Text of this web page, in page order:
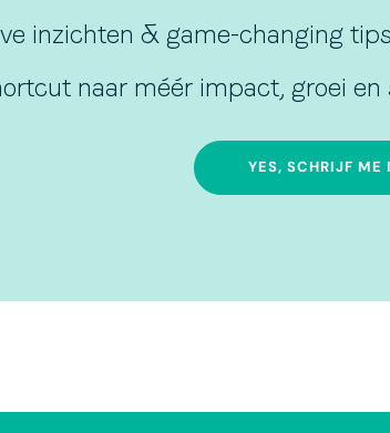
inzichten & game-changing
naar méér impact, groei
YES, SCHRIJF ME